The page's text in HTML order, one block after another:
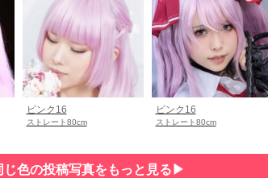
ピンク16
ストレート80cm
ピンク16
ストレート80cm